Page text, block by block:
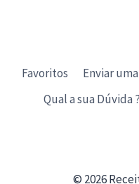
Favoritos Enviar
Qual a sua Dúvida ?
© 2026